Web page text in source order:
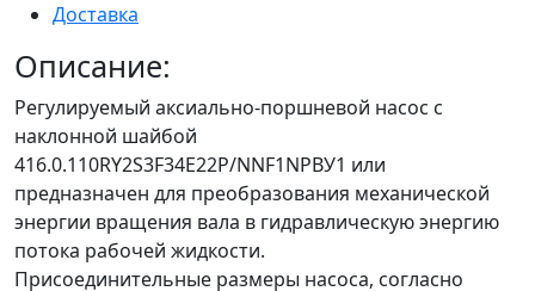
Доставка
Описание:
Регулируемый аксиально-поршневой насос с
наклонной шайбой
416.0.110RY2S3F34E22P/NNF1NPBУ1 или
предназначен для преобразования механической
энергии вращения вала в гидравлическую энергию
потока рабочей жидкости.
Присоединительные размеры насоса, согласно